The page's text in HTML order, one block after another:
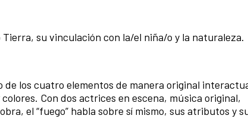
su vinculación con la/el niña/o y la naturaleza.
de los cuatro elementos de manera original
Con dos actrices en escena, música original,
el “fuego” habla sobre sí mismo, sus atributos y